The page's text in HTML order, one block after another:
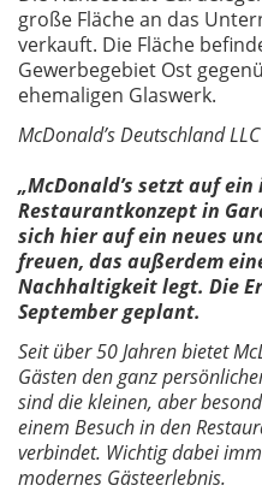
große Fläche an das
verkauft. Die Fläche
Gewerbegebiet Ost
ehemaligen Glaswerk.
McDonald’s Deutschland
„McDonald’s setzt auf
Restaurantkonzept in
sich hier auf ein neues
freuen, das außerdem
Nachhaltigkeit legt. Die
September geplant.
Seit über 50 Jahren bietet
Gästen den ganz
sind die kleinen, aber
einem Besuch in den
verbindet. Wichtig dabei
modernes Gästeerlebnis.